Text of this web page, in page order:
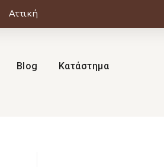
Αττική
Blog
Κατάστημα